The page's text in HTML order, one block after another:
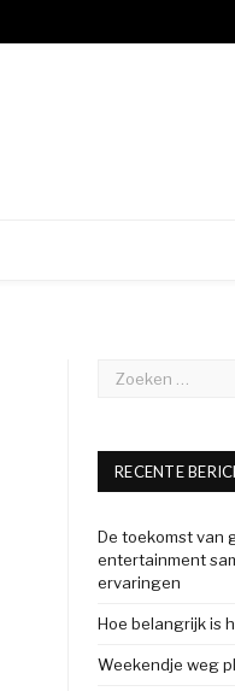
RECENTE
De toekomst van
entertainment
ervaringen
Hoe belangrijk is
Weekendje weg